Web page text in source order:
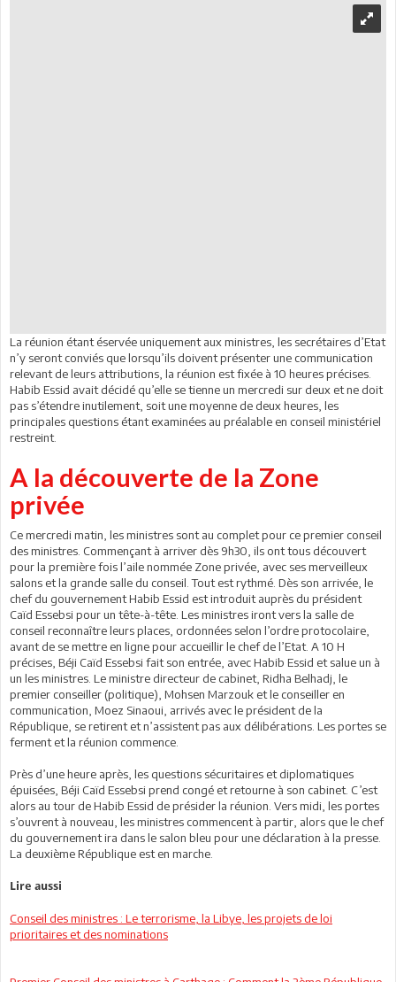
La réunion étant éservée uniquement aux ministres, les secrétaires d’Etat
n’y seront conviés que lorsqu’ils doivent présenter une communication
relevant de leurs attributions, la réunion est fixée à 10 heures précises.
Habib Essid avait décidé qu’elle se tienne un mercredi sur deux et ne doit
pas s’étendre inutilement, soit une moyenne de deux heures, les
principales questions étant examinées au préalable en conseil ministériel
restreint.
A la découverte de la Zone
privée
Ce mercredi matin, les ministres sont au complet pour ce premier conseil
des ministres. Commençant à arriver dès 9h30, ils ont tous découvert
pour la première fois l’aile nommée Zone privée, avec ses merveilleux
salons et la grande salle du conseil. Tout est rythmé. Dès son arrivée, le
chef du gouvernement Habib Essid est introduit auprès du président
Caïd Essebsi pour un tête-à-tête. Les ministres iront vers la salle de
conseil reconnaître leurs places, ordonnées selon l’ordre protocolaire,
avant de se mettre en ligne pour accueillir le chef de l’Etat. A 10 H
précises, Béji Caïd Essebsi fait son entrée, avec Habib Essid et salue un à
un les ministres. Le ministre directeur de cabinet, Ridha Belhadj, le
premier conseiller (politique), Mohsen Marzouk et le conseiller en
communication, Moez Sinaoui, arrivés avec le président de la
République, se retirent et n’assistent pas aux délibérations. Les portes se
ferment et la réunion commence.
Près d’une heure après, les questions sécuritaires et diplomatiques
épuisées, Béji Caïd Essebsi prend congé et retourne à son cabinet. C’est
alors au tour de Habib Essid de présider la réunion. Vers midi, les portes
s’ouvrent à nouveau, les ministres commencent à partir, alors que le chef
du gouvernement ira dans le salon bleu pour une déclaration à la presse.
La deuxième République est en marche.
Lire aussi
Conseil des ministres : Le terrorisme, la Libye, les projets de loi
prioritaires et des nominations